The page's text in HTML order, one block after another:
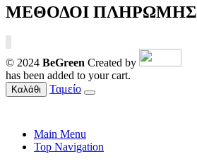
ΜΕΘΟΔΟΙ ΠΛΗΡΩΜΗΣ
© 2024 BeGreen Created by
has been added to your cart.
Καλάθι Ταμείο
Main Menu
Top Navigation